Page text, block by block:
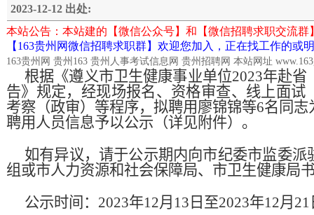
2023-12-12 出处:
本站公告：本站建的【微信公众号】和【微信招聘求职交流群
【163贵州网微信招聘求职群】欢迎您加入，正在找工作的
163贵州网 贵州163 贵州人事考试信息网 贵州招聘网 本站网址
根据《遵义市卫生健康事业单位2023年赴省
告》规定，经现场报名、资格审查、 线上面试
考察（政审）等程序，拟聘用廖锦锦等6名同志
聘用人员信息予以公示 （详见附件） 。
如有异议，请于公示期内向市纪委市监委派
组或市人力资源和社会保障局、市卫生健康局
公示时间： 2023年12月 13 日至2023年12月 21